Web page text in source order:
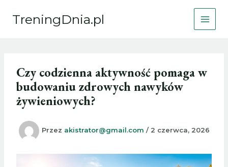
TreningDnia.pl
Czy codzienna aktywność pomaga w
budowaniu zdrowych nawyków
żywieniowych?
Przez akistrator@gmail.com / 2 czerwca, 2026